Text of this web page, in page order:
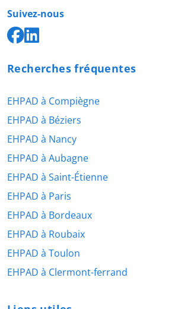
Suivez-nous
Recherches fréquentes
EHPAD à Compiègne
EHPAD à Béziers
EHPAD à Nancy
EHPAD à Aubagne
EHPAD à Saint-Étienne
EHPAD à Paris
EHPAD à Bordeaux
EHPAD à Roubaix
EHPAD à Toulon
EHPAD à Clermont-ferrand